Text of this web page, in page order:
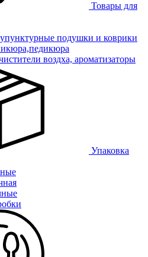
Товары для
подушки и коврики
воздха, ароматизаторы
Упаковка